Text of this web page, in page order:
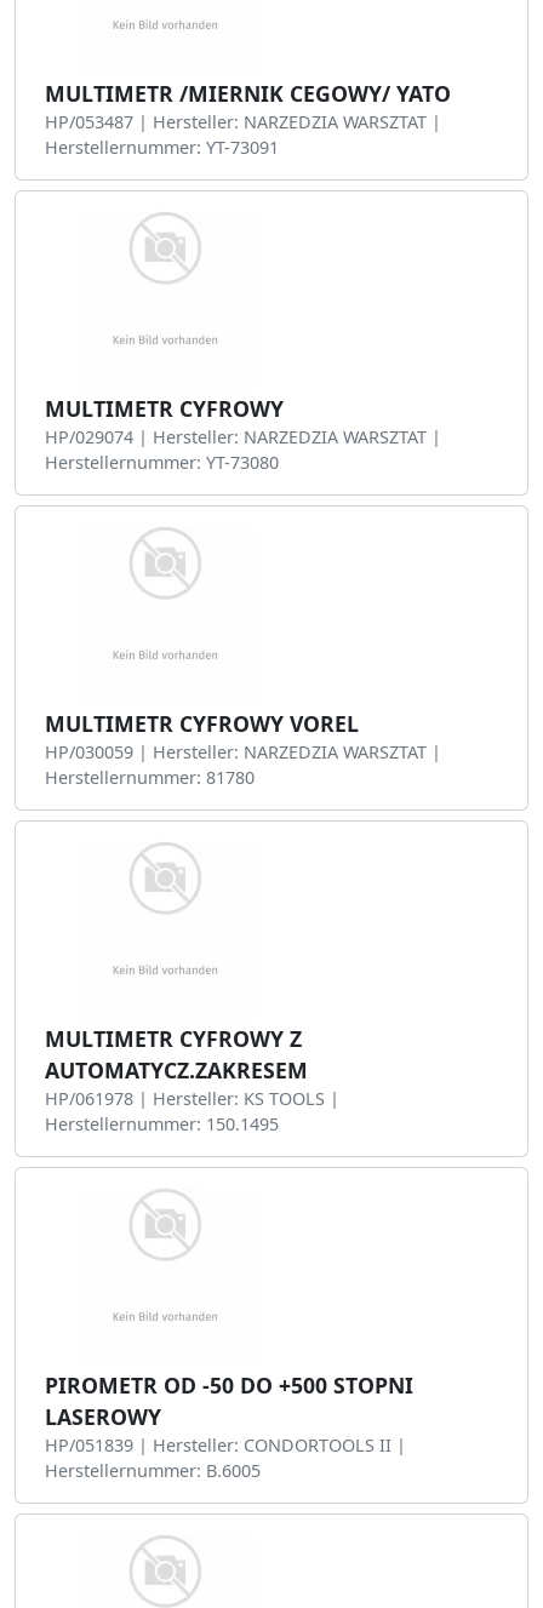
MULTIMETR /MIERNIK CEGOWY/ YATO
HP/053487 | Hersteller: NARZEDZIA WARSZTAT |
Herstellernummer: YT-73091
MULTIMETR CYFROWY
HP/029074 | Hersteller: NARZEDZIA WARSZTAT |
Herstellernummer: YT-73080
MULTIMETR CYFROWY VOREL
HP/030059 | Hersteller: NARZEDZIA WARSZTAT |
Herstellernummer: 81780
MULTIMETR CYFROWY Z
AUTOMATYCZ.ZAKRESEM
HP/061978 | Hersteller: KS TOOLS |
Herstellernummer: 150.1495
PIROMETR OD -50 DO +500 STOPNI
LASEROWY
HP/051839 | Hersteller: CONDORTOOLS II |
Herstellernummer: B.6005